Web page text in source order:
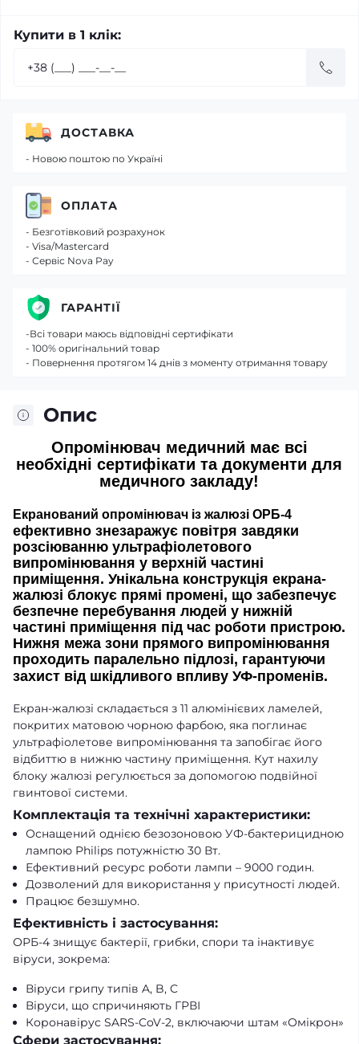
Купити в 1 клік:
Опис
Опромінювач медичний має всі
необхідні сертифікати та документи для
медичного закладу!
Екранований опромінювач із жалюзі ОРБ-4
ефективно знезаражує повітря завдяки
розсіюванню ультрафіолетового
випромінювання у верхній частині
приміщення. Унікальна конструкція екрана-
жалюзі блокує прямі промені, що забезпечує
безпечне перебування людей у нижній
частині приміщення під час роботи пристрою.
Нижня межа зони прямого випромінювання
проходить паралельно підлозі, гарантуючи
захист від шкідливого впливу УФ-променів.
Екран-жалюзі складається з 11 алюмінієвих ламелей,
покритих матовою чорною фарбою, яка поглинає
ультрафіолетове випромінювання та запобігає його
відбиттю в нижню частину приміщення. Кут нахилу
блоку жалюзі регулюється за допомогою подвійної
гвинтової системи.
Комплектація та технічні характеристики:
Оснащений однією безозоновою УФ-бактерицидною
лампою Philips потужністю 30 Вт.
Ефективний ресурс роботи лампи – 9000 годин.
Дозволений для використання у присутності людей.
Працює безшумно.
Ефективність і застосування:
ОРБ-4 знищує бактерії, грибки, спори та інактивує
віруси, зокрема:
Віруси грипу типів A, B, C
Віруси, що спричиняють ГРВІ
Коронавірус SARS-CoV-2, включаючи штам «Омікрон»
Сфери застосування:
ДОСТАВКА
- Новою поштою по Україні
ОПЛАТА
- Безготівковий розрахунок
- Visa/Mastercard
- Сервіс Nova Pay
ГАРАНТІЇ
-Всі товари маюсь відповідні сертифікати
- 100% оригінальний товар
- Повернення протягом 14 днів з моменту отримання товару